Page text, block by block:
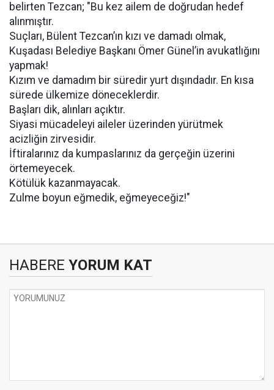
belirten Tezcan; "Bu kez ailem de doğrudan hedef
alınmıştır.
Suçları, Bülent Tezcan’ın kızı ve damadı olmak,
Kuşadası Belediye Başkanı Ömer Günel’in avukatlığını
yapmak!
Kızım ve damadım bir süredir yurt dışındadır. En kısa
sürede ülkemize döneceklerdir.
Başları dik, alınları açıktır.
Siyasi mücadeleyi aileler üzerinden yürütmek
acizliğin zirvesidir.
İftiralarınız da kumpaslarınız da gerçeğin üzerini
örtemeyecek.
Kötülük kazanmayacak.
Zulme boyun eğmedik, eğmeyeceğiz!"
HABERE YORUM KAT